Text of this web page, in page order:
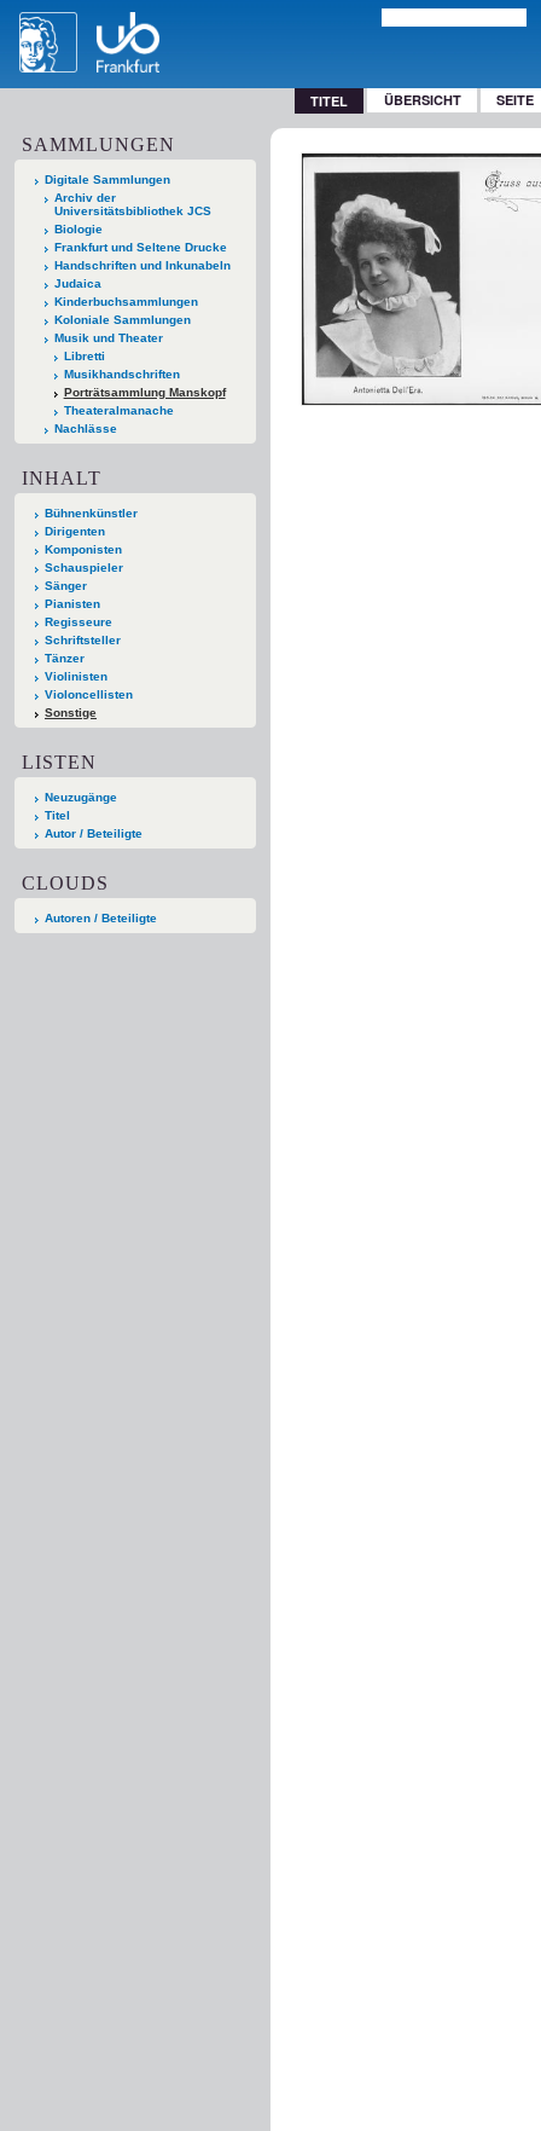
TITEL ÜBERSICHT SEITE
SAMMLUNGEN
Digitale Sammlungen
Archiv der
Universitätsbibliothek JCS
Biologie
Frankfurt und Seltene Drucke
Handschriften und Inkunabeln
Judaica
Kinderbuchsammlungen
Koloniale Sammlungen
Musik und Theater
Libretti
Musikhandschriften
Porträtsammlung Manskopf
Theateralmanache
Nachlässe
INHALT
Bühnenkünstler
Dirigenten
Komponisten
Schauspieler
Sänger
Pianisten
Regisseure
Schriftsteller
Tänzer
Violinisten
Violoncellisten
Sonstige
LISTEN
Neuzugänge
Titel
Autor / Beteiligte
CLOUDS
Autoren / Beteiligte